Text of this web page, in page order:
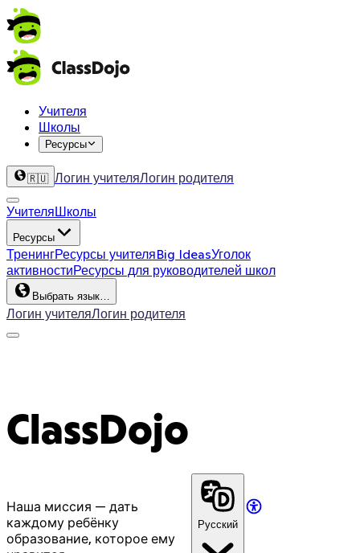
Учителя
Школы
Ресурсы
🇷🇺 Логин учителяЛогин родителя
УчителяШколы
Ресурсы
ТренингРесурсы учителяBig IdeasУголок
активностиРесурсы для руководителей школ
Выбрать язык…
Логин учителяЛогин родителя
ClassDojo
Наша миссия — дать
каждому ребёнку
образование, которое ему
Русский